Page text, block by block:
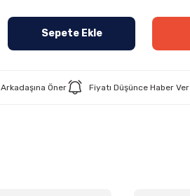
Sepete Ekle
Arkadaşına Öner Fiyatı Düşünce Haber Ver